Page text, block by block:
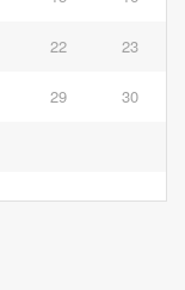
22 23
29 30